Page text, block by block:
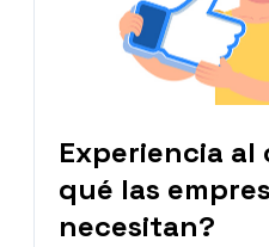
Experiencia
qué las
necesitan?